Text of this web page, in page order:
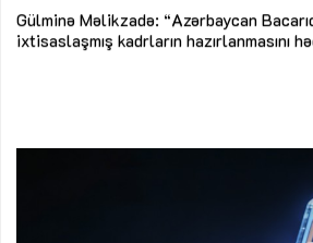
Gülminə Məlikzadə: “Azərbaycan
ixtisaslaşmış kadrların hazırlanmasını